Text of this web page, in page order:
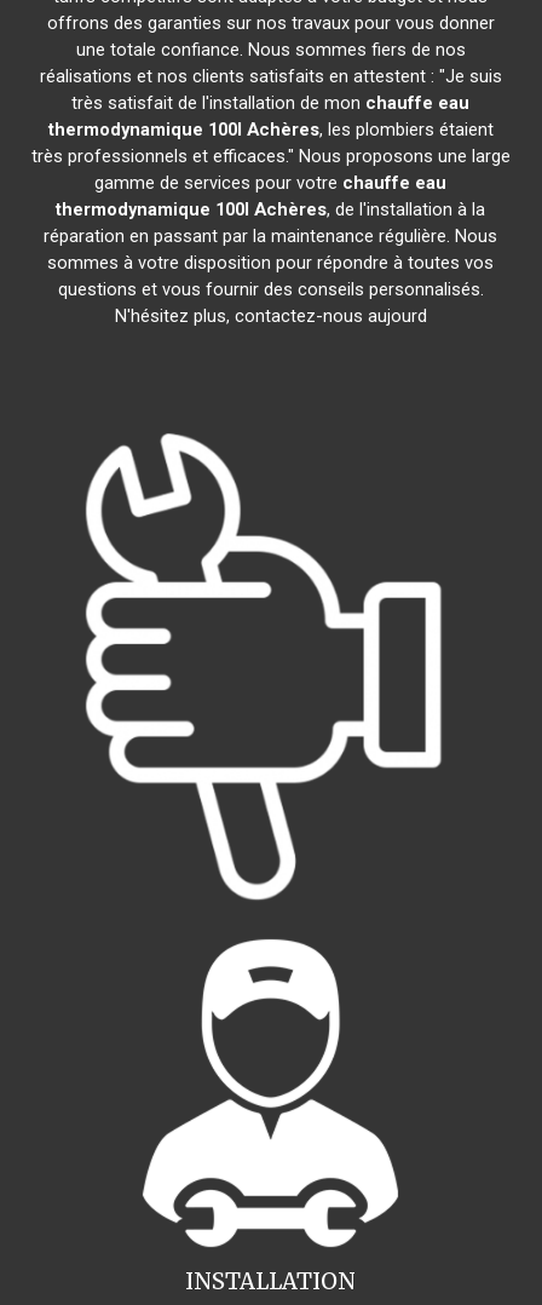
offrons des garanties sur nos travaux pour vous donner
une totale confiance. Nous sommes fiers de nos
réalisations et nos clients satisfaits en attestent : "Je suis
très satisfait de l'installation de mon chauffe eau
thermodynamique 100l Achères, les plombiers étaient
très professionnels et efficaces." Nous proposons une large
gamme de services pour votre chauffe eau
thermodynamique 100l Achères, de l'installation à la
réparation en passant par la maintenance régulière. Nous
sommes à votre disposition pour répondre à toutes vos
questions et vous fournir des conseils personnalisés.
N'hésitez plus, contactez-nous aujourd
INSTALLATION